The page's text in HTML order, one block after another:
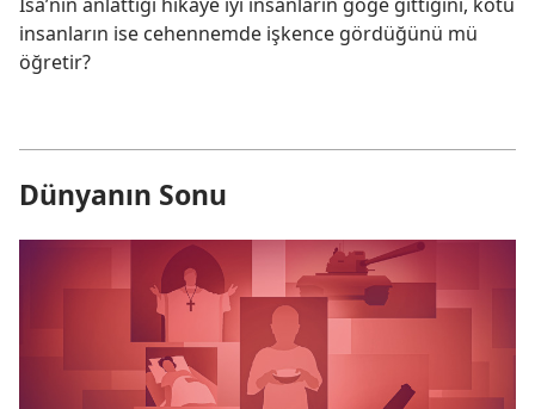
insanların ise cehennemde işkence gördüğünü mü
öğretir?
Dünyanın Sonu